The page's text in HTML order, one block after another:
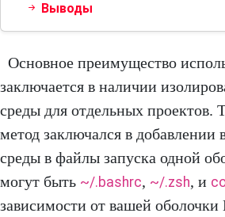
Выводы
Основное преимущество
заключается в наличии
среды для отдельных проектов.
метод заключался в добавлении
среды в файлы запуска одной
могут быть ~/.bashrc, ~/.zsh, и
зависимости от вашей